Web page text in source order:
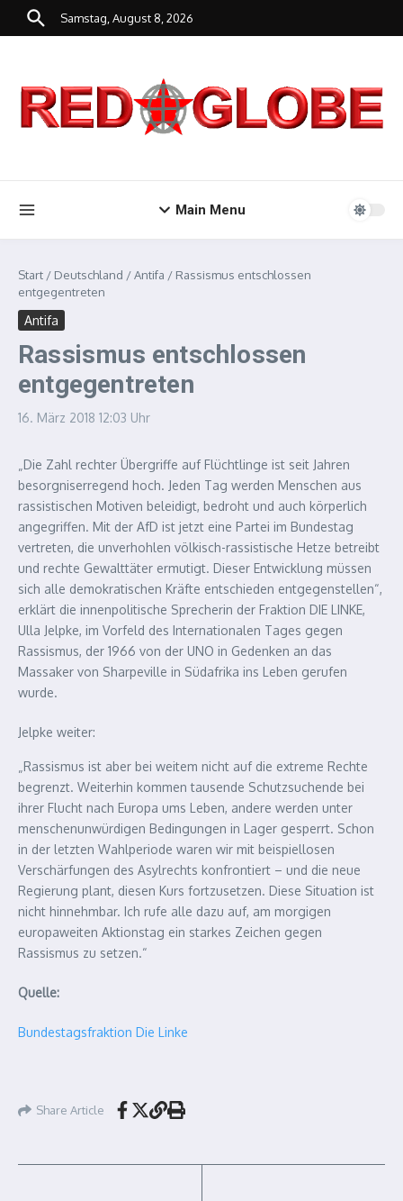
Zum Inhalt springen
Samstag, August 8, 2026
Main Menu
Start / Deutschland /Antifa / Rassismus entschlossen
entgegentreten
Antifa
Rassismus entschlossen
entgegentreten
16. März 2018 12:03 Uhr
„Die Zahl rechter Übergriffe auf Flüchtlinge ist seit Jahren
besorgniserregend hoch. Jeden Tag werden Menschen aus
rassistischen Motiven beleidigt, bedroht und auch körperlich
angegriffen. Mit der AfD ist jetzt eine Partei im Bundestag
vertreten, die unverhohlen völkisch-rassistische Hetze betreibt
und rechte Gewalttäter ermutigt. Dieser Entwicklung müssen
sich alle demokratischen Kräfte entschieden entgegenstellen“,
erklärt die innenpolitische Sprecherin der Fraktion DIE LINKE,
Ulla Jelpke, im Vorfeld des Internationalen Tages gegen
Rassismus, der 1966 von der UNO in Gedenken an das
Massaker von Sharpeville in Südafrika ins Leben gerufen
wurde.
Jelpke weiter:
„Rassismus ist aber bei weitem nicht auf die extreme Rechte
begrenzt. Weiterhin kommen tausende Schutzsuchende bei
ihrer Flucht nach Europa ums Leben, andere werden unter
menschenunwürdigen Bedingungen in Lager gesperrt. Schon
in der letzten Wahlperiode waren wir mit beispiellosen
Verschärfungen des Asylrechts konfrontiert – und die neue
Regierung plant, diesen Kurs fortzusetzen. Diese Situation ist
nicht hinnehmbar. Ich rufe alle dazu auf, am morgigen
europaweiten Aktionstag ein starkes Zeichen gegen
Rassismus zu setzen.“
Quelle:
Bundestagsfraktion Die Linke
Share Article